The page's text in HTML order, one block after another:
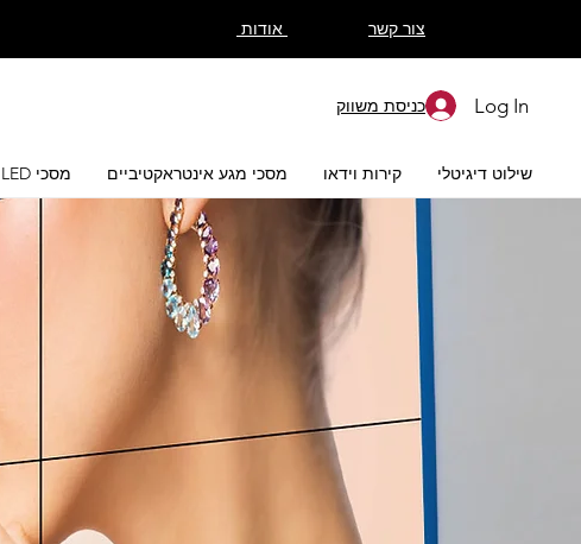
צור קשר
Log In כניסת משווק
שילוט דיגיטלי קירות וידאו מסכי מגע אינטראקטיביים מסכי LED